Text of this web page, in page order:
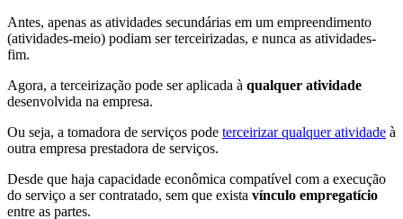
Antes, apenas as atividades secundárias em um empreendimento
(atividades-meio) podiam ser terceirizadas, e nunca as atividades-
fim.
Agora, a terceirização pode ser aplicada à qualquer atividade
desenvolvida na empresa.
Ou seja, a tomadora de serviços pode terceirizar qualquer atividade à
outra empresa prestadora de serviços.
Desde que haja capacidade econômica compatível com a execução
do serviço a ser contratado, sem que exista vínculo empregatício
entre as partes.